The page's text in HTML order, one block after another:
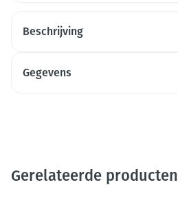
Beschrijving
Gegevens
Gerelateerde producten